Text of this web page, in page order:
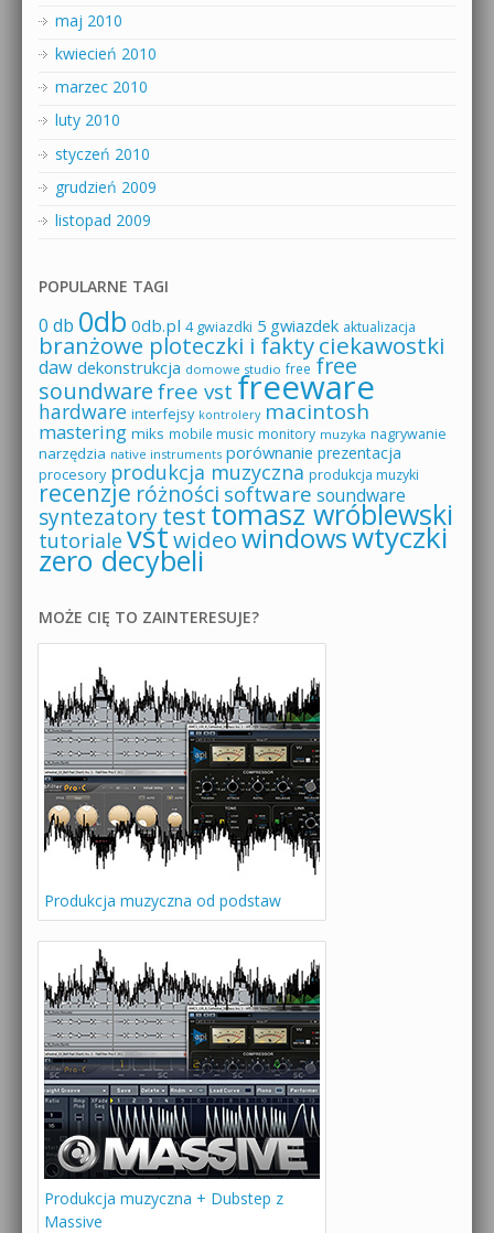
maj 2010
kwiecień 2010
marzec 2010
luty 2010
styczeń 2010
grudzień 2009
listopad 2009
POPULARNE TAGI
0 db 0db 0db.pl 4 gwiazdki 5 gwiazdek aktualizacja
branżowe ploteczki i faktyciekawostki
daw dekonstrukcja domowe studio free free
soundware free vst freeware
hardware interfejsy kontrolery macintosh
mastering miks mobile music monitory muzyka nagrywanie
narzędzia native instruments porównanie prezentacja
procesory produkcja muzyczna produkcja muzyki
recenzje różności software soundware
syntezatorytesttomasz wróblewski
tutoriale vstwideowindowswtyczki
zero decybeli
MOŻE CIĘ TO ZAINTERESUJE?
Produkcja muzyczna od podstaw
Produkcja muzyczna + Dubstep z
Massive